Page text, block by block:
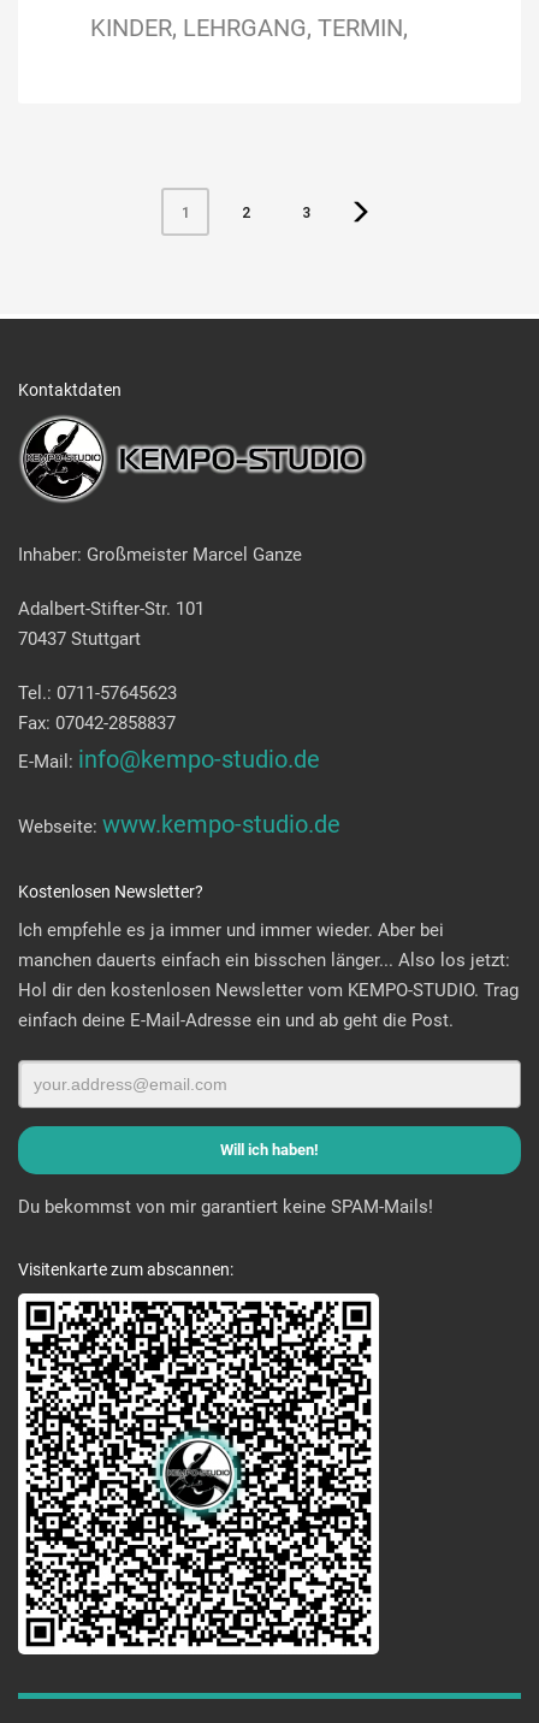
KINDER LEHRGANG TERMIN
1 2 3
Kontaktdaten
Inhaber: Großmeister Marcel Ganze
Adalbert-Stifter-Str. 101
70437 Stuttgart
Tel.: 0711-57645623
Fax: 07042-2858837
E-Mail: info@kempo-studio.de
Webseite: www.kempo-studio.de
Kostenlosen Newsletter?
Ich empfehle es ja immer und immer wieder. Aber bei
manchen dauerts einfach ein bisschen länger... Also los jetzt:
Hol dir den kostenlosen Newsletter vom KEMPO-STUDIO. Trag
einfach deine E-Mail-Adresse ein und ab geht die Post.
Du bekommst von mir garantiert keine SPAM-Mails!
Visitenkarte zum abscannen: